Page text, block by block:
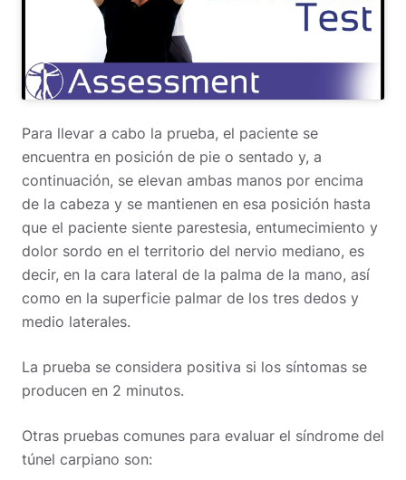
Para llevar a cabo la prueba, el paciente se
encuentra en posición de pie o sentado y, a
continuación, se elevan ambas manos por encima
de la cabeza y se mantienen en esa posición hasta
que el paciente siente parestesia, entumecimiento y
dolor sordo en el territorio del nervio mediano, es
decir, en la cara lateral de la palma de la mano, así
como en la superficie palmar de los tres dedos y
medio laterales.
La prueba se considera positiva si los síntomas se
producen en 2 minutos.
Otras pruebas comunes para evaluar el síndrome del
túnel carpiano son: